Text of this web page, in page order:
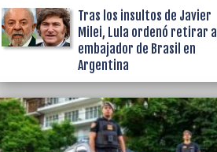
Tras los insultos de Javier
Milei, Lula ordenó retirar al
embajador de Brasil en
Argentina